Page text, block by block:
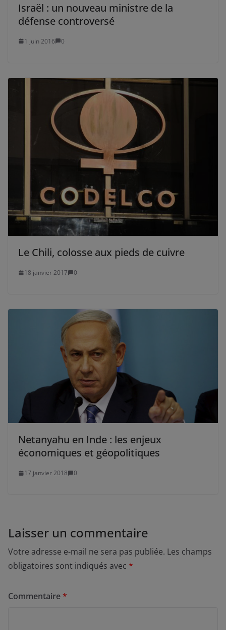
Israël : un nouveau ministre de la
défense controversé
1 juin 2016 0
Le Chili, colosse aux pieds de cuivre
18 janvier 2017 0
Netanyahu en Inde : les enjeux
économiques et géopolitiques
17 janvier 2018 0
Laisser un commentaire
Votre adresse e-mail ne sera pas publiée. Les champs
obligatoires sont indiqués avec *
Commentaire*